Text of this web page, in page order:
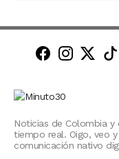
Minuto30
Noticias de Colombia
tiempo real. Oigo, veo
comunicación nativo